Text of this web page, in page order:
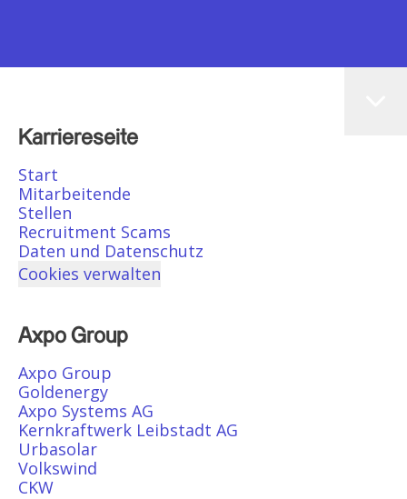
Karriereseite
Start
Mitarbeitende
Stellen
Recruitment Scams
Daten und Datenschutz
Cookies verwalten
Axpo Group
Axpo Group
Goldenergy
Axpo Systems AG
Kernkraftwerk Leibstadt AG
Urbasolar
Volkswind
CKW